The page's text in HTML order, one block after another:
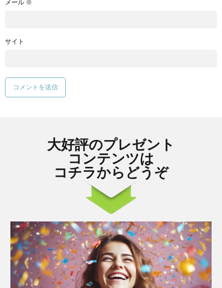
メール ※
サイト
大好評のプレゼント
コンテンツは
コチラからどうぞ